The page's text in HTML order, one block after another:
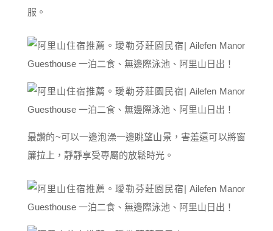
服。
最讚的~可以一邊泡澡一邊眺望山景，害羞還可以將窗
簾拉上，靜靜享受專屬的放鬆時光。